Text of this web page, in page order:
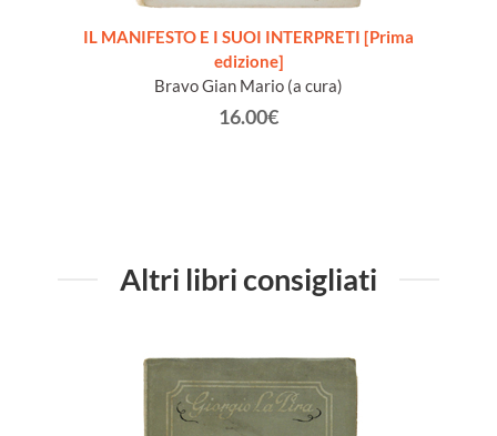
IL MANIFESTO E I SUOI INTERPRETI [Prima
edizione]
Bravo Gian Mario (a cura)
16.00€
Altri libri consigliati